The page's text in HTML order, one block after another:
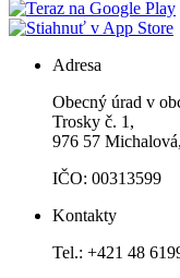
Adresa
Obecný úrad v
Trosky č. 1,
976 57
IČO: 00313599
Kontakty
Tel.: +421 48